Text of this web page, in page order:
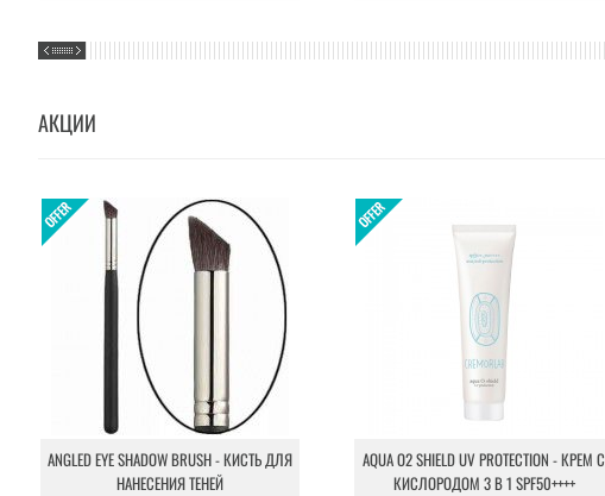
АКЦИИ
ANGLED EYE SHADOW BRUSH - КИСТЬ ДЛЯ
НАНЕСЕНИЯ ТЕНЕЙ
AQUA O2 SHIELD UV PROTECTION - КРЕМ С
КИСЛОРОДОМ 3 В 1 SPF50++++